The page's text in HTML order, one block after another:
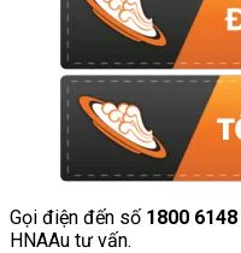
Gọi điện đến số 1800 6148
HNAAu tư vấn.